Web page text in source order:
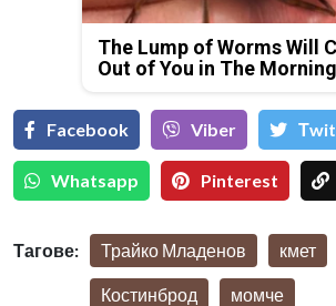
The Lump of Worms Will
Out of You in The
Facebook Viber
Whatsapp Pinterest
Тагове: Трайко Младенов кмет
Костинброд момче